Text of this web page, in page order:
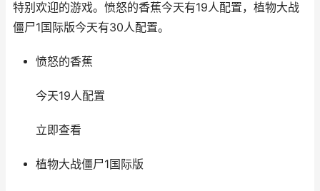
特别欢迎的游戏。愤怒的香蕉今天有19人配置，植物大战
僵尸1国际版今天有30人配置。
愤怒的香蕉
今天19人配置
立即查看
植物大战僵尸1国际版